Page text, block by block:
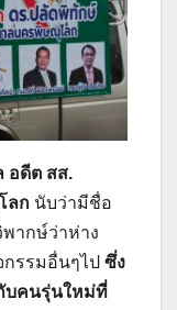
อดีต สส.
ลก นับว่ามีชื่อ
ากษ์ว่าห่าง
กรรมอื่นๆไป ซึ่ง
บคนรุ่นใหม่ที่